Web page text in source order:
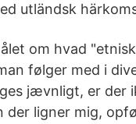
utländsk
om hvad
følger med i
jævnligt, er der
der ligner mig,